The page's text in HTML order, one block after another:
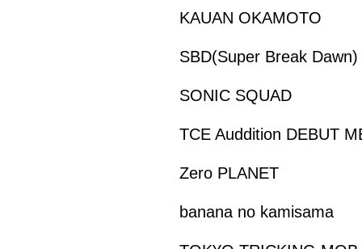
KAUAN OKAMOTO
SBD(Super Break Dawn)
SONIC SQUAD
TCE Auddition DEBUT
Zero PLANET
banana no kamisama